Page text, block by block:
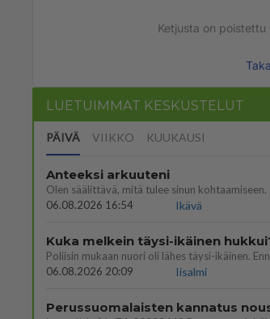
Ketjusta on poistettu
LUETUIMMAT KESKUSTELUT
PÄIVÄ VIIKKO KUUKAUSI
Anteeksi arkuuteni
06.08.2026 16:54
Ikävä
Kuka melkein täysi-ikäinen
06.08.2026 20:09
Iisalmi